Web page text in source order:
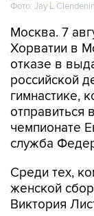
Москва. 7
отказе в
российской
гимнастике,
отправиться
чемпионате
служба
Среди тех,
Виктория
также
команды.